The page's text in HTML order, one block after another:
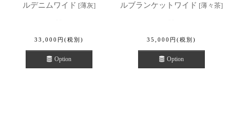
ルデニムワイド [薄灰]
33,000 円 (税別)
Option
ルブランケットワイド [薄々茶]
35,000 円 (税別)
Option